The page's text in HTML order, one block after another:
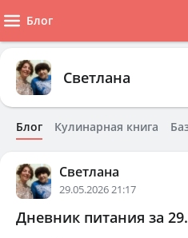
Блог
Светлана
Блог Кулинарная книга
Светлана
29.05.2026 21:17
Дневник питания за